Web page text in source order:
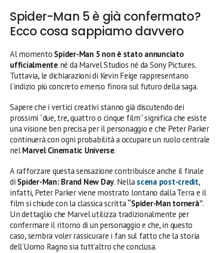
Spider-Man 5 è già confermato?
Ecco cosa sappiamo davvero
Al momento Spider-Man 5 non è stato annunciato
ufficialmentené da Marvel Studios né da Sony Pictures.
Tuttavia, le dichiarazioni di Kevin Feige rappresentano
l’indizio più concreto emerso finora sul futuro della saga.
Sapere che i vertici creativi stanno già discutendo dei
prossimi “due, tre, quattro o cinque film” significa che esiste
una visione ben precisa per il personaggio e che Peter Parker
continuerà con ogni probabilità a occupare un ruolo centrale
nelMarvel Cinematic Universe.
A rafforzare questa sensazione contribuisce anche il finale
di Spider-Man: Brand New Day. Nellascena post-credit,
infatti, Peter Parker viene mostrato lontano dalla Terra e il
film si chiude con la classica scritta“Spider-Man tornerà”.
Un dettaglio che Marvel utilizza tradizionalmente per
confermare il ritorno di un personaggio e che, in questo
caso, sembra voler rassicurare i fan sul fatto che la storia
dell’Uomo Ragno sia tutt’altro che conclusa.